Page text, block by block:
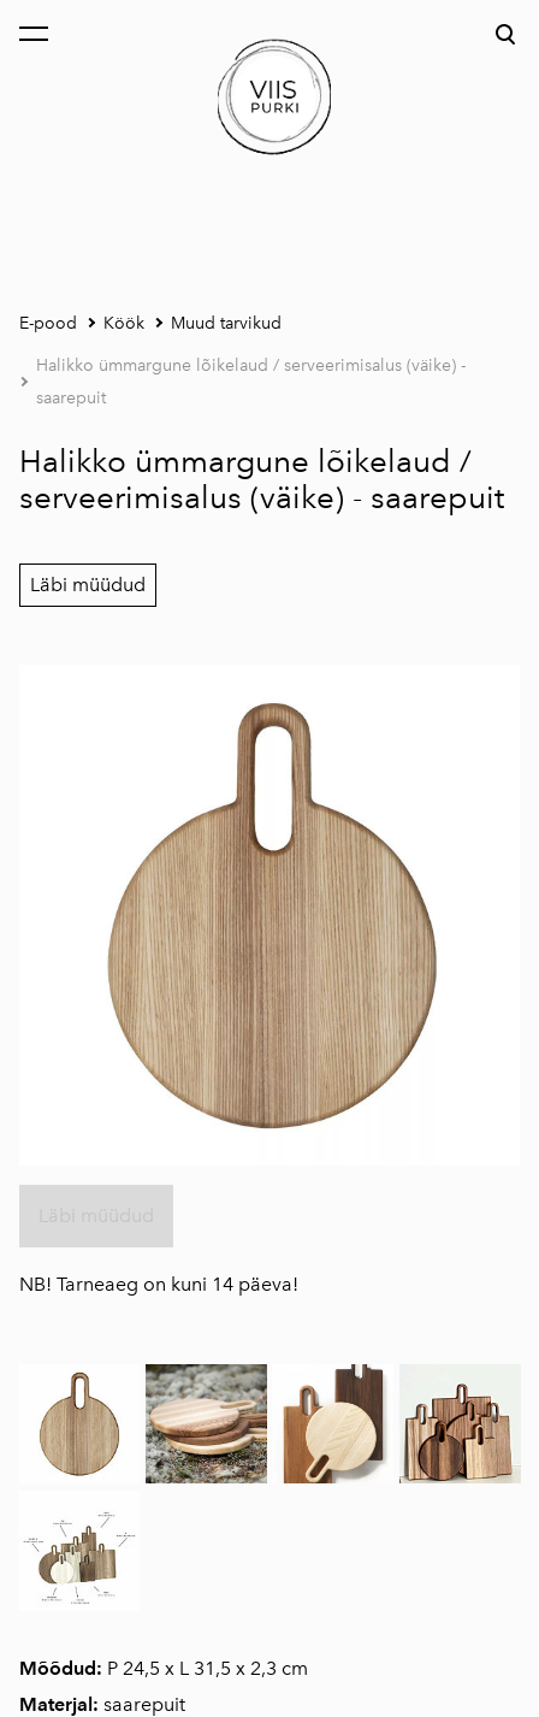
lisati ostukorvi. Vaata ostukorvi
E-pood Köök Muud tarvikud
Halikko ümmargune lõikelaud / serveerimisalus (väike) -
saarepuit
Mõõdud: P 24,5 x L 31,5 x 2,3 cm
Materjal: saarepuit
Halikko ümmargune lõikelaud /
serveerimisalus (väike) - saarepuit
Läbi müüdud
NB! Tarneaeg on kuni 14 päeva!